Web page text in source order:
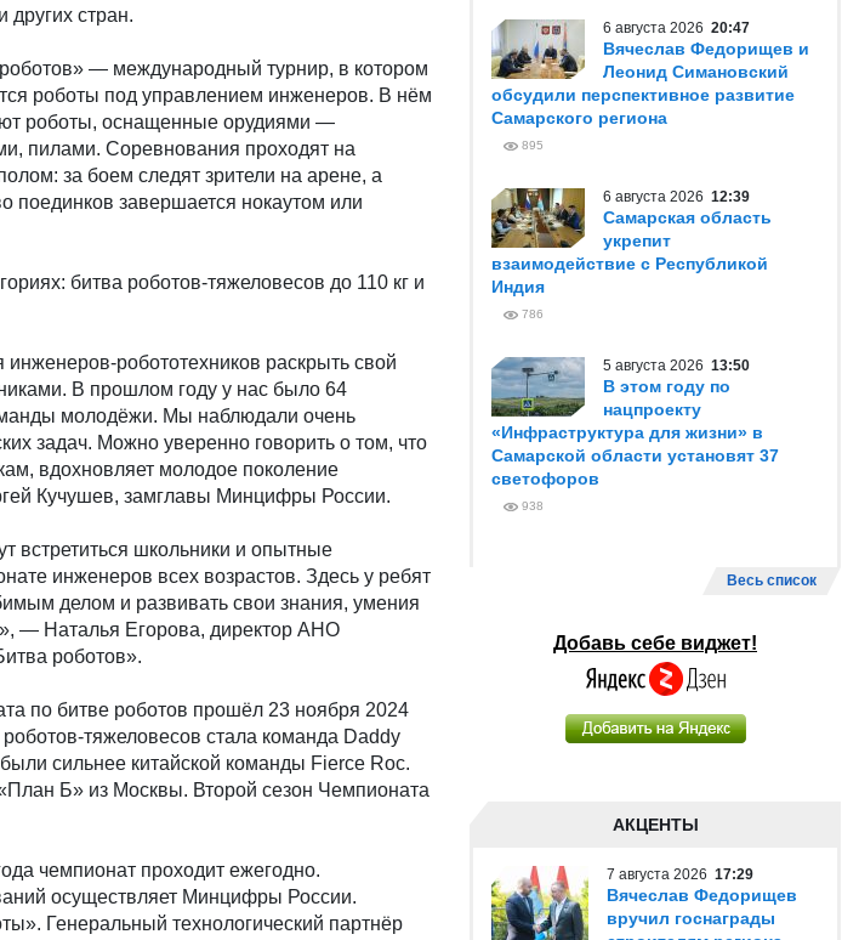
других стран.
— международный турнир, в котором
роботы под управлением инженеров. В нём
роботы, оснащенные орудиями —
пилами. Соревнования проходят на
за боем следят зрители на арене, а
поединков завершается нокаутом или
битва роботов-тяжеловесов до 110 кг и
робототехников раскрыть свой
В прошлом году у нас было 64
молодёжи. Мы наблюдали очень
задач. Можно уверенно говорить о том, что
вдохновляет молодое поколение
Кучушев, замглавы Минцифры России.
встретиться школьники и опытные
инженеров всех возрастов. Здесь у ребят
делом и развивать свои знания, умения
— Наталья Егорова, директор АНО
роботов».
по битве роботов прошёл 23 ноября 2024
тяжеловесов стала команда Daddy
сильнее китайской команды Fierce Roc.
Б» из Москвы. Второй сезон Чемпионата
чемпионат проходит ежегодно.
осуществляет Минцифры России.
Генеральный технологический партнёр
6 августа 2026 20:47
Вячеслав Федорищев и
Леонид Симановский
обсудили перспективное развитие
Самарского региона
895
6 августа 2026 12:39
Самарская область
укрепит
взаимодействие с Республикой
Индия
786
5 августа 2026 13:50
В этом году по
нацпроекту
«Инфраструктура для жизни» в
Самарской области установят 37
светофоров
938
Весь список
Добавь себе виджет!
АКЦЕНТЫ
7 августа 2026 17:29
Вячеслав Федорищев
вручил госнаграды